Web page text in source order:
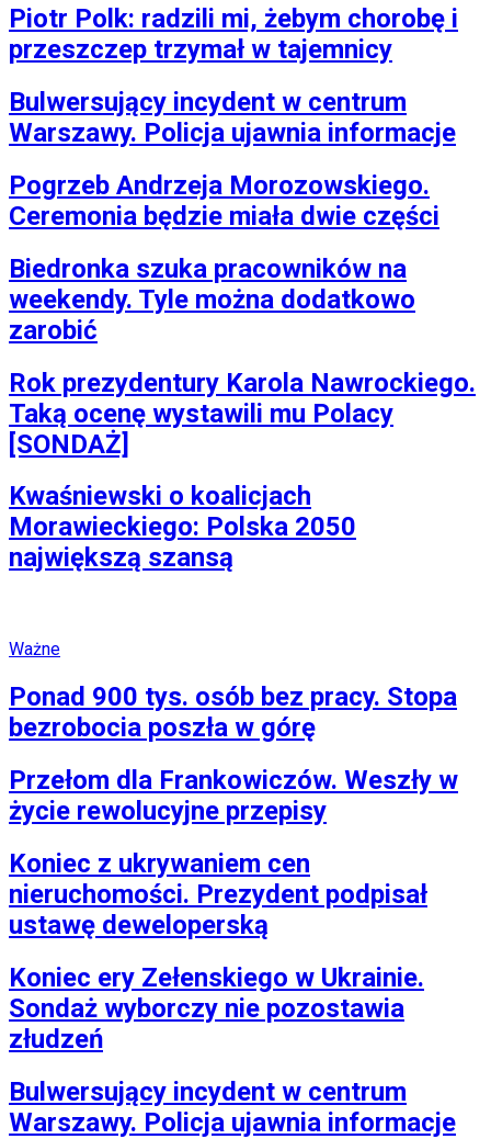
Piotr Polk: radzili mi, żebym chorobę i
przeszczep trzymał w tajemnicy
Bulwersujący incydent w centrum
Warszawy. Policja ujawnia informacje
Pogrzeb Andrzeja Morozowskiego.
Ceremonia będzie miała dwie części
Biedronka szuka pracowników na
weekendy. Tyle można dodatkowo
zarobić
Rok prezydentury Karola Nawrockiego.
Taką ocenę wystawili mu Polacy
[SONDAŻ]
Kwaśniewski o koalicjach
Morawieckiego: Polska 2050
największą szansą
Ważne
Ponad 900 tys. osób bez pracy. Stopa
bezrobocia poszła w górę
Przełom dla Frankowiczów. Weszły w
życie rewolucyjne przepisy
Koniec z ukrywaniem cen
nieruchomości. Prezydent podpisał
ustawę deweloperską
Koniec ery Zełenskiego w Ukrainie.
Sondaż wyborczy nie pozostawia
złudzeń
Bulwersujący incydent w centrum
Warszawy. Policja ujawnia informacje